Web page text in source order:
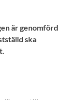
är genomförd
ska